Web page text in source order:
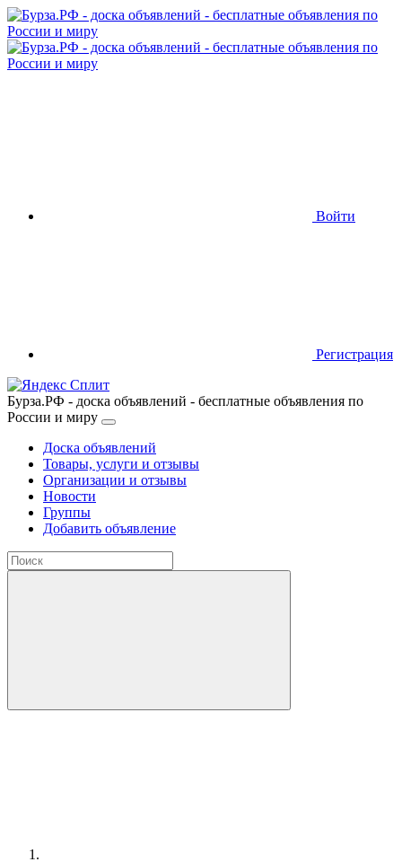
Войти
Регистрация
Бурза.РФ - доска объявлений - бесплатные объявления по
России и миру
Доска объявлений
Товары, услуги и отзывы
Организации и отзывы
Новости
Группы
Добавить объявление